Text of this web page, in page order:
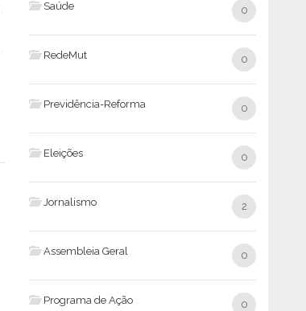
Saúde 0
RedeMut 0
Previdência-Reforma 0
Eleições 0
Jornalismo 2
Assembleia Geral 0
Programa de Ação 0